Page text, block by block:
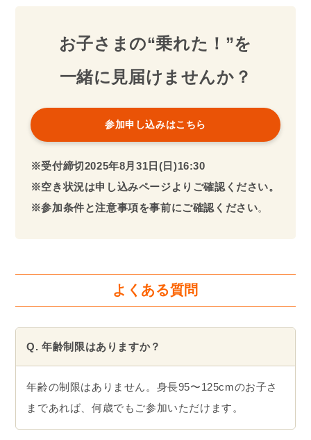
お子さまの“乗れた！”を
一緒に見届けませんか？
参加申し込みはこちら
※受付締切2025年8月 31日(日)16:30
※空き状況は申し込みページよりご確認ください。
※参加条件と注意事項を事前にご確認ください。
よくある質問
Q. 年齢制限はありますか？
年齢の制限はありません。身長95〜125cmのお子さ
まであれば、何歳でもご参加いただけます。